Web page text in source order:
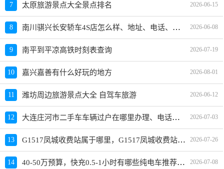
7 太原旅游景点大全景点排名 2026-06-15
8 南川骐兴长安轿车4S店怎么样、地址、电话、上班时间查询 2026-06-08
9 南平到平凉高铁时刻表查询 2026-07-19
10 嘉兴嘉善有什么好玩的地方 2026-08-01
11 潍坊周边旅游景点大全 自驾车旅游 2026-06-12
12 大连庄河市二手车车辆过户在哪里办理、电话、上班时间 2026-07-03
13 G1517凤城收费站属于哪里，G1517凤城收费站入口的详细地址 2026-07-26
14 40-50万预算，快充0.5-1小时有哪些纯电车推荐？买哪款好？ 2026-07-08